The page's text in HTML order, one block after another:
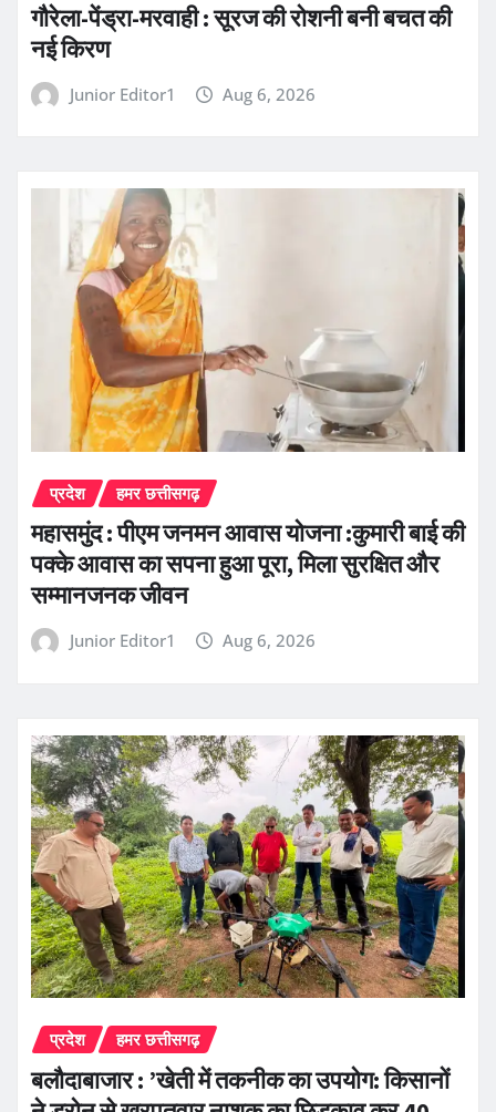
गौरेला-पेंड्रा-मरवाही : सूरज की रोशनी बनी बचत की
नई किरण
Junior Editor1 Aug 6, 2026
प्रदेश हमर छत्तीसगढ़
महासमुंद : पीएम जनमन आवास योजना :कुमारी बाई की
पक्के आवास का सपना हुआ पूरा, मिला सुरक्षित और
सम्मानजनक जीवन
Junior Editor1 Aug 6, 2026
प्रदेश हमर छत्तीसगढ़
बलौदाबाजार : ’खेती में तकनीक का उपयोग: किसानों